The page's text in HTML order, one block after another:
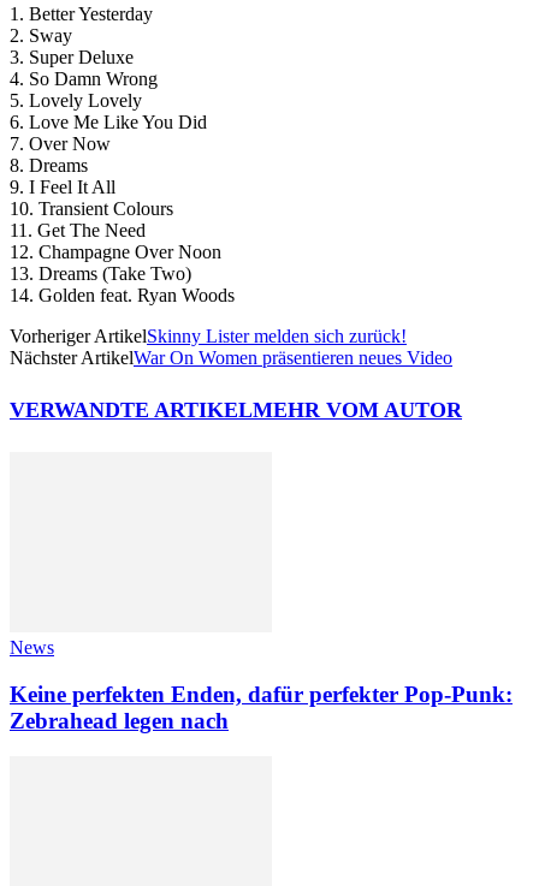
1. Better Yesterday
2. Sway
3. Super Deluxe
4. So Damn Wrong
5. Lovely Lovely
6. Love Me Like You Did
7. Over Now
8. Dreams
9. I Feel It All
10. Transient Colours
11. Get The Need
12. Champagne Over Noon
13. Dreams (Take Two)
14. Golden feat. Ryan Woods
Vorheriger ArtikelSkinny Lister melden sich zurück!
Nächster ArtikelWar On Women präsentieren neues Video
VERWANDTE ARTIKELMEHR VOM AUTOR
News
Keine perfekten Enden, dafür perfekter Pop-Punk:
Zebrahead legen nach